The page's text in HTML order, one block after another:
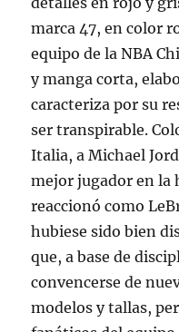
marca 47, en color
equipo de la NBA
y manga corta,
caracteriza por su
ser transpirable.
Italia, a Michael
mejor jugador en la
reaccionó como
hubiese sido bien
que, a base de
convencerse de
modelos y tallas,